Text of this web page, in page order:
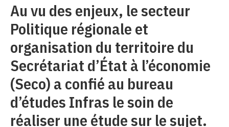
Au vu des enjeux, le secteur
Politique régionale et
organisation du territoire du
Secrétariat d’État à l’économie
(Seco) a confié au bureau
d’études Infras le soin de
réaliser une étude sur le sujet.